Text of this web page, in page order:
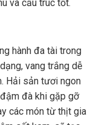
và cấu trúc tốt.
hành đa tài trong
vang trắng dễ
Hải sản tươi ngon
đà khi gặp gỡ
các món từ thịt gia